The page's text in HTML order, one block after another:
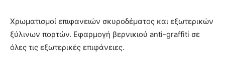
Χρωματισμοί επιφανειών σκυροδέματος και εξωτερικών
ξύλινων πορτών. Εφαρμογή βερνικιού anti-graffiti σε
όλες τις εξωτερικές επιφάνειες.